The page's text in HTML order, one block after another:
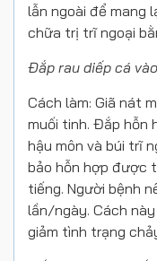
lẫn ngoài để mang
chữa trị trĩ ngoại
Đắp rau diếp cá
Cách làm: Giã nát
muối tinh. Đắp hỗn
hậu môn và búi trĩ
bảo hỗn hợp được
tiếng. Người bệnh
lần/ngày. Cách
giảm tình trạng